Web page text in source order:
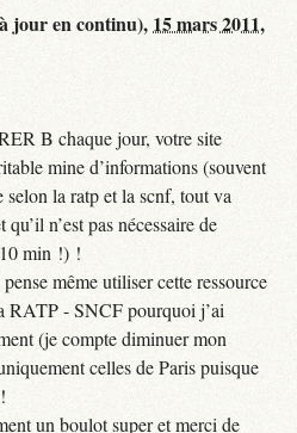
jour en continu), 15 mars 2011,
B chaque jour, votre site
mine d’informations (souvent
la ratp et la scnf, tout va
n’est pas nécessaire de
min !) !
même utiliser cette ressource
RATP - SNCF pourquoi j’ai
(je compte diminuer mon
celles de Paris puisque
un boulot super et merci de